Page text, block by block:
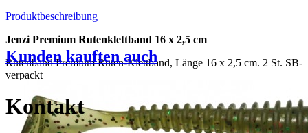
Produktbeschreibung
Jenzi Premium Rutenklettband 16 x 2,5 cm
Rutenband Premium Ruten-Klettband, Länge 16 x 2,5 cm. 2 St. SB-
verpackt
Kunden kauften auch
Kontakt